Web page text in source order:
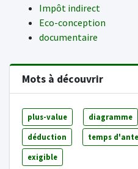
Impôt indirect
Eco-conception
documentaire
Mots à découvrir
plus-value diagramme
déduction temps
exigible